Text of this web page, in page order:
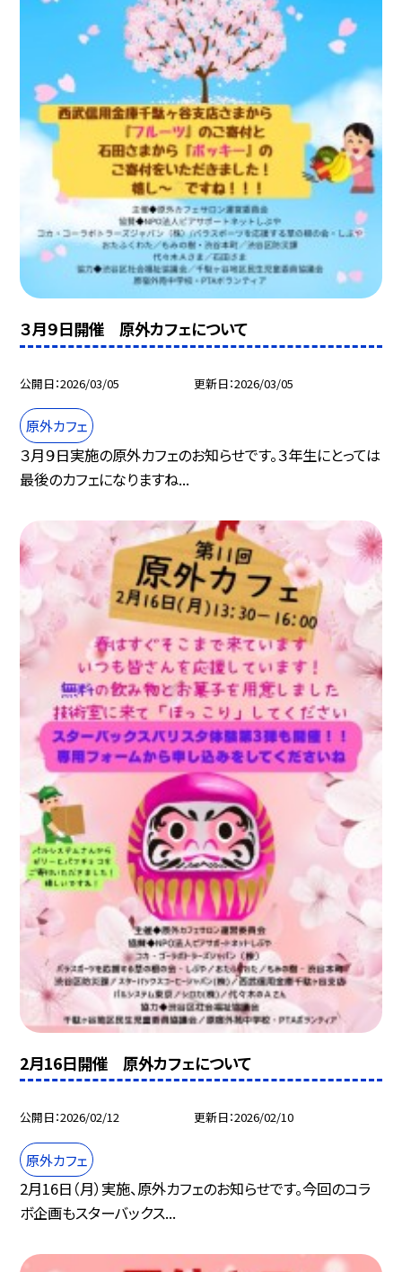
３月９日開催 原外カフェについて
公開日 2026/03/05 更新日 2026/03/05
原外カフェ
３月９日実施の原外カフェのお知らせです。３年生にとっては
最後のカフェになりますね...
2月16日開催 原外カフェについて
公開日 2026/02/12 更新日 2026/02/10
原外カフェ
2月16日（月）実施、原外カフェのお知らせです。今回のコラ
ボ企画もスターバックス...